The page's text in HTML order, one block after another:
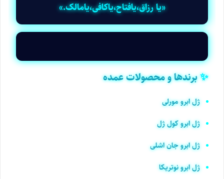
«یا رزاق،یافتاح،یاکافی،یامالک.»
✨برندها و محصولات عمده
ژل ابرو مورلی
ژل ابرو کول ژل
ژل ابرو جان اشلی
ژل ابرو نوتریکا